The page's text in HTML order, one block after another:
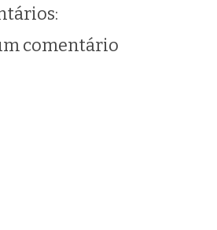
comentário